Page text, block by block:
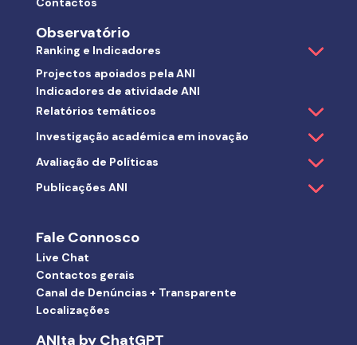
Observatório
Ranking e Indicadores
Projectos apoiados pela ANI
Indicadores de atividade ANI
Relatórios temáticos
Investigação académica em inovação
Avaliação de Políticas
Publicações ANI
Fale Connosco
Live Chat
Contactos gerais
Canal de Denúncias + Transparente
Localizações
ANIta by ChatGPT